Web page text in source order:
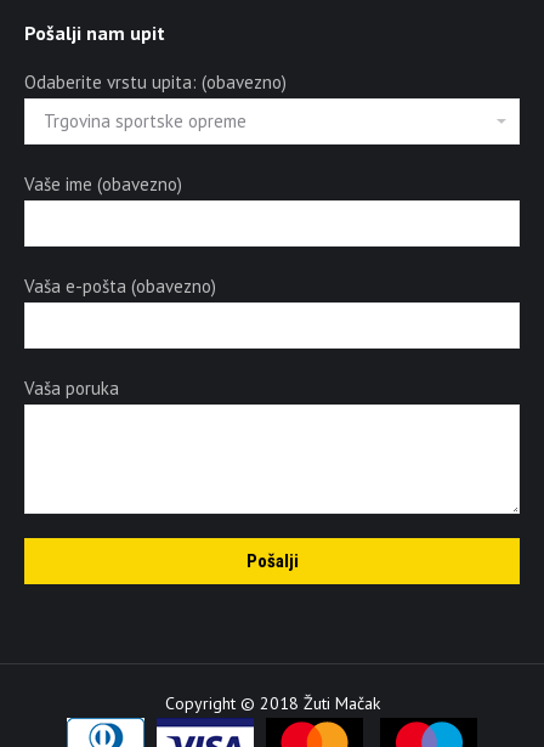
Pošalji nam upit
Odaberite vrstu upita: (obavezno)
Vaše ime (obavezno)
Vaša e-pošta (obavezno)
Vaša poruka
Copyright © 2018 Žuti Mačak